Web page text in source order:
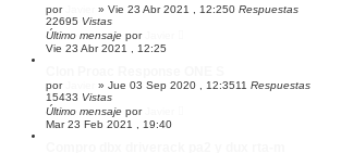
por » Vie 23 Abr 2021 , 12:250 Respuestas
22695 Vistas
Último mensaje por
Vie 23 Abr 2021 , 12:25
por » Jue 03 Sep 2020 , 12:3511 Respuestas
15433 Vistas
Último mensaje por
Mar 23 Feb 2021 , 19:40